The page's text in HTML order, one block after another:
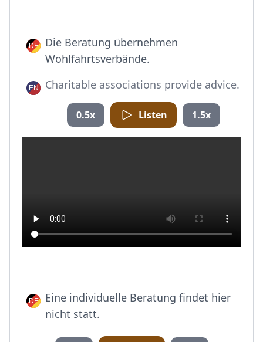
Die Beratung übernehmen
Wohlfahrtsverbände.
Charitable associations provide advice.
0.5x Listen 1.5x
Eine individuelle Beratung findet hier
nicht statt.